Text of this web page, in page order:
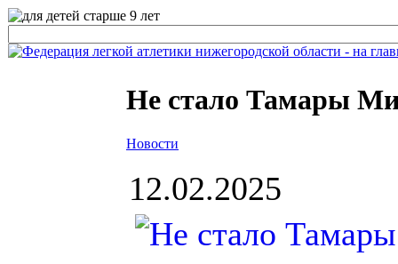
Не стало Тамары
Новости
12.02.2025